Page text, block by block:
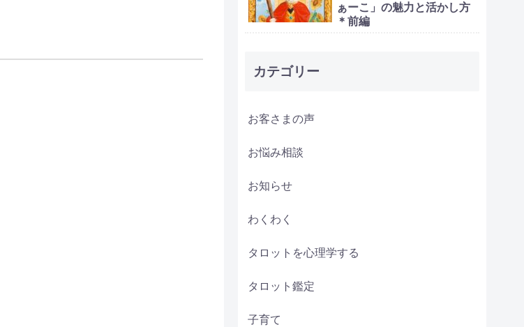
ぁーこ」の魅力と活かし方
＊前編
カテゴリー
お客さまの声
お悩み相談
お知らせ
わくわく
タロットを心理学する
タロット鑑定
子育て